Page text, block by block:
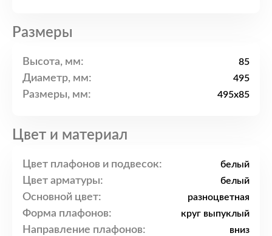
Размеры
Высота, мм: 85
Диаметр, мм: 495
Размеры, мм: 495x85
Цвет и материал
Цвет плафонов и подвесок: белый
Цвет арматуры: белый
Основной цвет: разноцветная
Форма плафонов: круг выпуклый
Направление плафонов: вниз